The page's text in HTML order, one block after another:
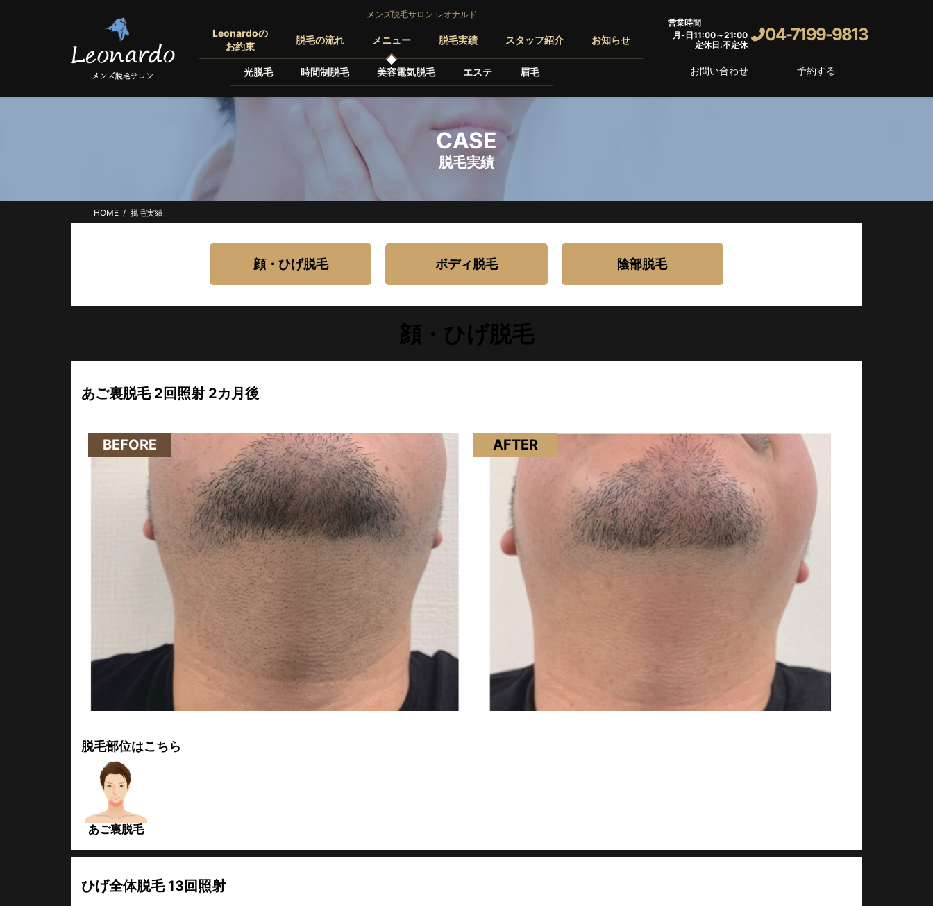
へ
ョ
メンズ脱毛サロン レオナルド
Leonardoの
お約束
脱毛の流れ メニュー
光脱毛 時間制脱毛 美容電気脱毛 エステ 眉毛
脱毛実績 スタッフ紹介 お知らせ
営業時間
月-日11:00～21:00
定休日:不定休
04-7199-9813
お問い合わせ 予約する
CASE
脱毛実績
HOME 脱毛実績
顔・ひげ脱毛 ボディ脱毛 陰部脱毛
顔・ひげ脱毛
あご裏脱毛 2回照射 2カ月後
BEFORE AFTER
脱毛部位はこちら
あご裏脱毛
ひげ全体脱毛 13回照射